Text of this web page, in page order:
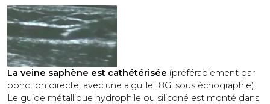
La veine saphène est cathétérisée (préférablement par
ponction directe, avec une aiguille 18G, sous échographie).
Le guide métallique hydrophile ou siliconé est monté dans